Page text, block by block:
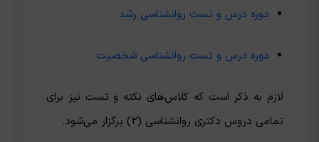
دوره درس و تست روانشناسی رشد
دوره درس و تست روانشناسی شخصیت
لازم به ذکر است که کلاس‌های نکته و تست نیز برای
تمامی دروس دکتری روانشناسی (2) برگزار می‌شود.